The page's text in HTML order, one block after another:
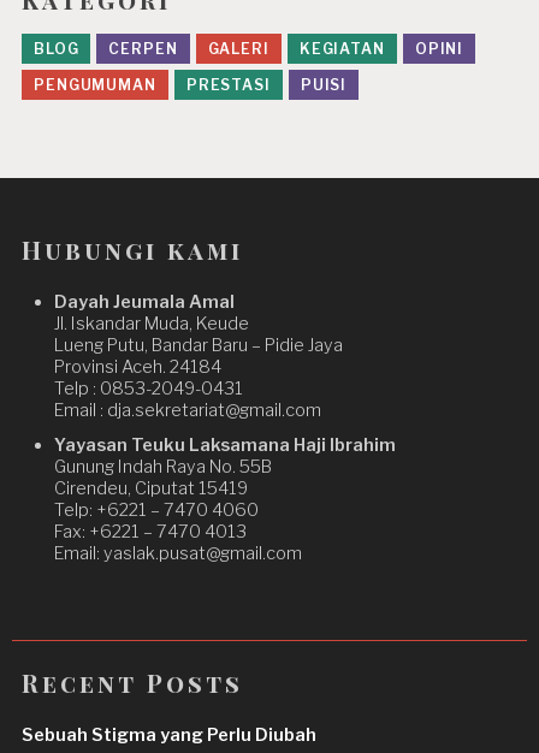
BLOG CERPEN GALERI KEGIATAN
OPINI
PENGUMUMAN
PRESTASI PUISI
Hubungi kami
Dayah Jeumala Amal
Jl. Iskandar Muda, Keude
Lueng Putu, Bandar Baru – Pidie Jaya
Provinsi Aceh. 24184
Telp : 0853-2049-0431
Email : dja.sekretariat@gmail.com
Yayasan Teuku Laksamana Haji Ibrahim
Gunung Indah Raya No. 55B
Cirendeu, Ciputat 15419
Telp: +6221 – 7470 4060
Fax: +6221 – 7470 4013
Email: yaslak.pusat@gmail.com
Recent Posts
Sebuah Stigma yang Perlu Diubah